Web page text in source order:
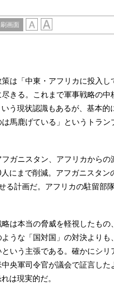
画面
は「中東・アフリカに投入し
きる。これまで軍事戦略の中
う現状認識もあるが、基本的
馬鹿げている」というトラン
ガニスタン、アフリカからの
にまで削減。アフガニスタン
る計画だ。アフリカの駐留部
は本当の脅威を軽視したもの
うな「国対国」の対決よりも
いう主張である。確かにシリ
央軍司令官が議会で証言した
は現実的だ。